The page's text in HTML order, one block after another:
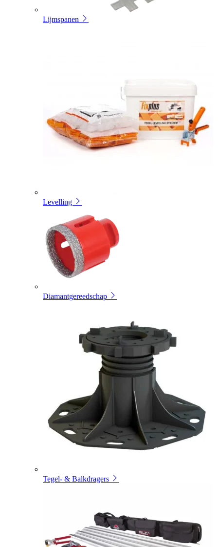
Lijmspanen
Levelling
Diamantgereedschap
Tegel- & Balkdragers